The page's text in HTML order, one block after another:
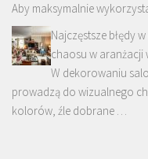
Aby maksymalnie
Najczęstsze błędy
chaosu w aranżacji
W dekorowaniu
prowadzą do wizualnego
kolorów, źle dobrane …